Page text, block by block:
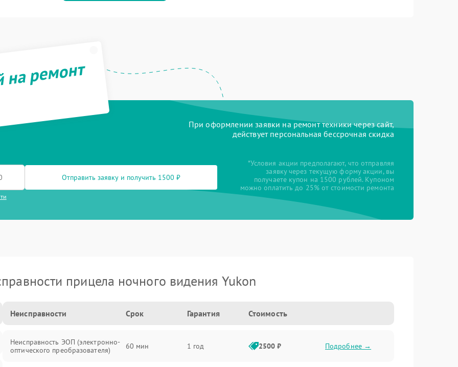
ремонт
При оформлении заявки на ремонт техники через сайт,
действует персональная бессрочная скидка
Отправить заявку и получить 1500 ₽
*Условия акции предполагают, что отправляя
заявку через текущую форму акции, вы
получаете купон на 1500 рублей. Купоном
можно оплатить до 25% от стоимости ремонта
прицела ночного видения Yukon
Неисправности Срок Гарантия Стоимость
Неисправность ЭОП (электронно-
оптического преобразователя)
60 мин 1 год 2500 ₽ Подробнее →